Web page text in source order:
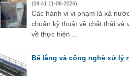
(04:41 11-06-2026)
Các hành vi vi phạm là xả
chuẩn kỹ thuật về chất thải và
về thực hiện ...
Bể lắng và công nghệ xử lý